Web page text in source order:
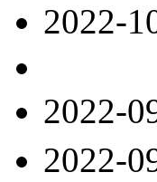
2022-
2022-
2022-